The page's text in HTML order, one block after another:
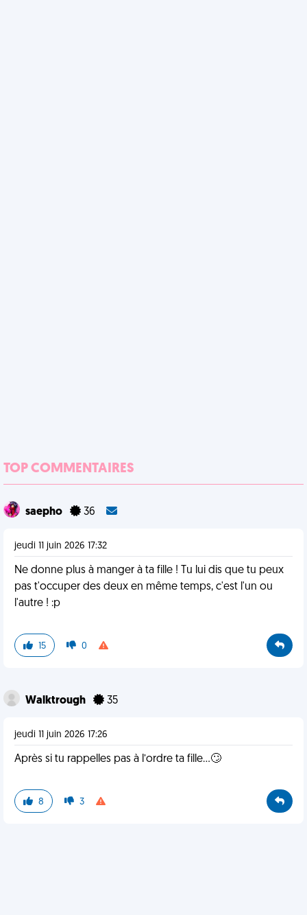
TOP COMMENTAIRES
saepho 36
jeudi 11 juin 2026 17:32
Ne donne plus à manger à ta fille ! Tu lui dis que tu peux
pas t'occuper des deux en même temps, c'est l'un ou
l'autre ! :p
15 0
Walktrough 35
jeudi 11 juin 2026 17:26
Après si tu rappelles pas à l’ordre ta fille…🙄
8 3